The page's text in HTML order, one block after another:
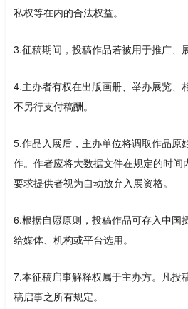
私权等在内的合法权益。
3.征稿期间，投稿作品若被用于推广、
4.主办者有权在出版画册、举办展览、
不另行支付稿酬。
5.作品入展后，主办单位将调取作品原
作。作者应将大数据文件在规定的时间
要求提供者视为自动放弃入展资格。
6.根据自愿原则，投稿作品可存入中国
给媒体、机构或平台选用。
7.本征稿启事解释权属于主办方。凡投
稿启事之所有规定。